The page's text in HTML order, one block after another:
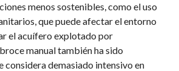
menos sostenibles, como el uso
que puede afectar el entorno
el acuífero explotado por
manual también ha sido
considera demasiado intensivo en